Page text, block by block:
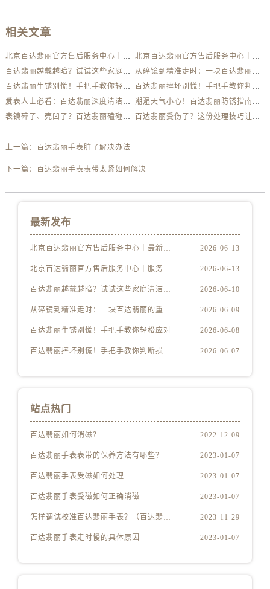
相关文章
北京百达翡丽官方售后服务中心｜最新电话及地址权威信息公示（2026年6月最新）
北京百达翡丽官方售后服务中心｜服务热线及办公地址权威信息公示（2026年6月最新）
百达翡丽越戴越暗？试试这些家庭清洁妙招
从碎镜到精准走时：一块百达翡丽的重生之路
百达翡丽生锈别慌！手把手教你轻松应对
百达翡丽摔坏别慌！手把手教你判断损伤程度
爱表人士必看：百达翡丽深度清洁与日常养护全解析
潮湿天气小心！百达翡丽防锈指南助你安心佩戴
表镜碎了、壳凹了？百达翡丽磕碰急救指南来了
百达翡丽受伤了？这份处理技巧让你省下大几千
上一篇： 百达翡丽手表脏了解决办法
下一篇： 百达翡丽手表表带太紧如何解决
最新发布
北京百达翡丽官方售后服务中心｜最新电话及地址权威信息公示（2026年6月最新） 2026-06-13
北京百达翡丽官方售后服务中心｜服务热线及办公地址权威信息公示（2026年6月最新） 2026-06-13
百达翡丽越戴越暗？试试这些家庭清洁妙招 2026-06-10
从碎镜到精准走时：一块百达翡丽的重生之路 2026-06-09
百达翡丽生锈别慌！手把手教你轻松应对 2026-06-08
百达翡丽摔坏别慌！手把手教你判断损伤程度 2026-06-07
站点热门
百达翡丽如何消磁？ 2022-12-09
百达翡丽手表表带的保养方法有哪些？ 2023-01-07
百达翡丽手表受磁如何处理 2023-01-07
百达翡丽手表受磁如何正确消磁 2023-01-07
怎样调试校准百达翡丽手表？（百达翡丽手表的调试校准方法） 2023-11-29
百达翡丽手表走时慢的具体原因 2023-01-07